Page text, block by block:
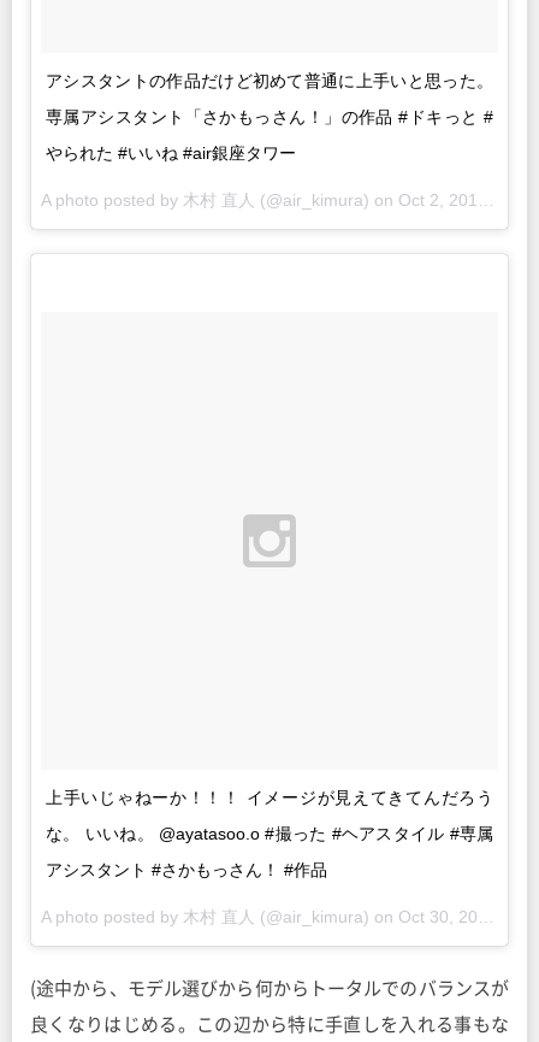
アシスタントの作品だけど初めて普通に上手いと思った。
専属アシスタント「さかもっさん！」の作品 #ドキっと #
やられた #いいね #air銀座タワー
A photo posted by 木村 直人 (@air_kimura) on Oct 2, 2015 at 6:26pm PDT
上手いじゃねーか！！！ イメージが見えてきてんだろう
な。 いいね。 @ayatasoo.o #撮った #ヘアスタイル #専属
アシスタント #さかもっさん！ #作品
A photo posted by 木村 直人 (@air_kimura) on Oct 30, 2015 at 6:26pm PDT
(途中から、モデル選びから何からトータルでのバランスが
良くなりはじめる。この辺から特に手直しを入れる事もな